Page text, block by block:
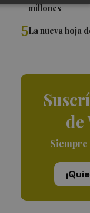
millones
5La nueva hoja
de